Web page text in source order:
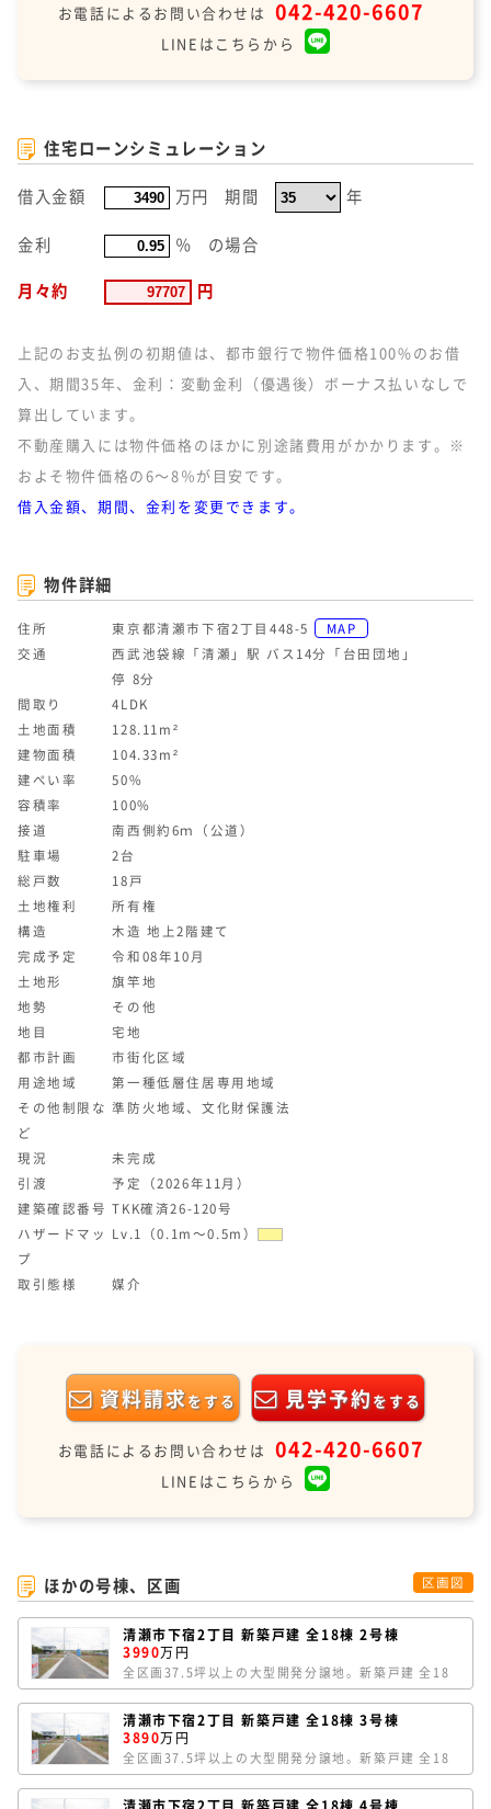
お電話によるお問い合わせは 042-420-6607
LINEはこちらから
住宅ローンシミュレーション
借入金額 万円 期間 年
金利 ％ の場合
月々約 円
上記のお支払例の初期値は、都市銀行で物件価格100%のお借
入、期間35年、金利：変動金利（優遇後）ボーナス払いなしで
算出しています。
不動産購入には物件価格のほかに別途諸費用がかかります。※
およそ物件価格の6～8％が目安です。
借入金額、期間、金利を変更できます。
物件詳細
住所 東京都清瀬市下宿2丁目448-5
MAP
交通
西武池袋線「清瀬」駅 バス14分「台田団地」
停 8分
間取り
4LDK
土地面積
128.11m²
建物面積
104.33m²
建ぺい率
50%
容積率
100%
接道
南西側約6ｍ（公道）
駐車場
2台
総戸数
18戸
土地権利
所有権
構造
木造 地上2階建て
完成予定
令和08年10月
土地形
旗竿地
地勢
その他
地目
宅地
都市計画
市街化区域
用途地域
第一種低層住居専用地域
その他制限な
ど
準防火地域、文化財保護法
現況
未完成
引渡
予定（2026年11月）
建築確認番号 TKK確済26-120号
ハザードマッ
プ
Lv.1（0.1m～0.5m）
取引態様 媒介
資料請求をする 見学予約をする
お電話によるお問い合わせは 042-420-6607
LINEはこちらから
ほかの号棟、区画 区画図
清瀬市下宿2丁目 新築戸建 全18棟 2号棟
3990万円
全区画37.5坪以上の大型開発分譲地。新築戸建 全18
棟。2号棟は、敷地約37.87坪。車種により車2台駐車
可能です。南西向きで、南側がカースペースのため陽
当たり良好。延床面積102.67㎡のゆとりの4SLDK。
LDKは17.25帖あり、キッチン背面にパントリースペ
ースを完備。洗面室にランドリースペース、玄関にシ
ューズインクローゼット、2F廊下にファミリークロー
ゼットなど収納豊富な間取りです。
清瀬市下宿2丁目 新築戸建 全18棟 3号棟
3890万円
全区画37.5坪以上の大型開発分譲地。新築戸建 全18
棟。3号棟は、敷地約37.87坪。車種により車2台駐車
可能です。南西向きで陽当たり良好。延床面積99.98
清瀬市下宿2丁目 新築戸建 全18棟 4号棟